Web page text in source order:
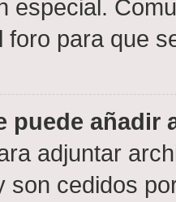
especial.
foro para que
puede añadir
adjuntar
son cedidos